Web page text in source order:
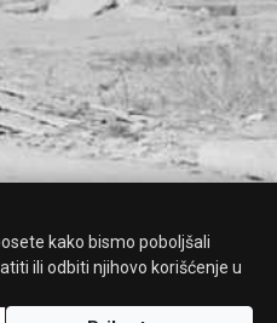
kako bismo poboljšali
ili odbiti njihovo korišćenje u